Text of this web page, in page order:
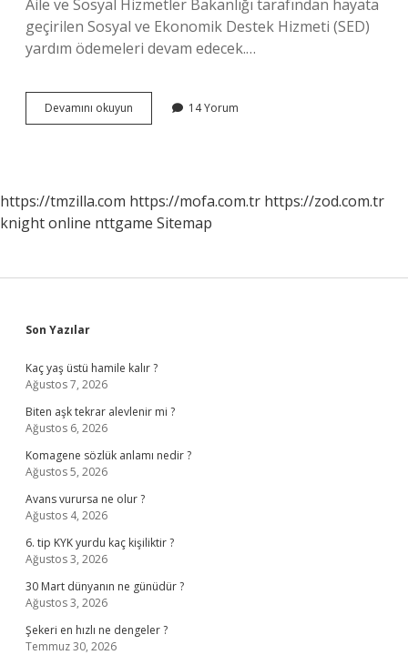
Aile ve Sosyal Hizmetler Bakanlığı tarafından hayata
geçirilen Sosyal ve Ekonomik Destek Hizmeti (SED)
yardım ödemeleri devam edecek.…
Devamını okuyun Başvuru
Süreci
Gelir
14 Yorum
https://tmzilla.com https://mofa.com.tr https://zod.com.tr
knight online nttgame Sitemap
Sidebar
Son Yazılar
Kaç yaş üstü hamile kalır ?
Ağustos 7, 2026
Biten aşk tekrar alevlenir mi ?
Ağustos 6, 2026
Komagene sözlük anlamı nedir ?
Ağustos 5, 2026
Avans vurursa ne olur ?
Ağustos 4, 2026
6. tip KYK yurdu kaç kişiliktir ?
Ağustos 3, 2026
30 Mart dünyanın ne günüdür ?
Ağustos 3, 2026
Şekeri en hızlı ne dengeler ?
Temmuz 30, 2026